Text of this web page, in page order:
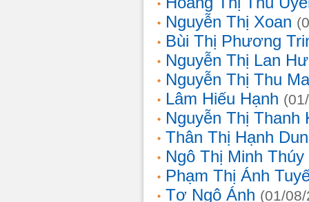
Nguyễn Thị Xoan
Bùi Thị Phương
Nguyễn Thị Lan
Nguyễn Thị Thu
Lâm Hiếu Hạnh
Nguyễn Thị Thanh
Thân Thị Hạnh
Ngô Thị Minh Thúy
Phạm Thị Ánh
Tơ Ngô Ánh (01/